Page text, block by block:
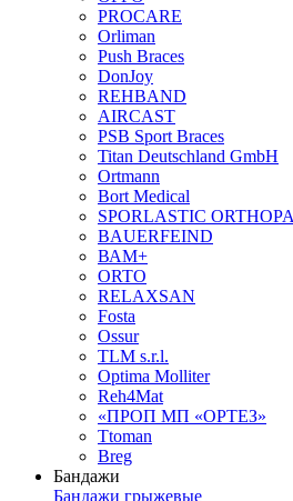
PROCARE
Orliman
Push Braces
DonJoy
REHBAND
AIRCAST
PSB Sport Braces
Titan Deutschland GmbH
Ortmann
Bort Medical
SPORLASTIC
BAUERFEIND
ВАМ+
ORTO
RELAXSAN
Fosta
Ossur
TLM s.r.l.
Optima Molliter
Reh4Mat
«ПРОП МП «ОРТЕЗ»
Ttoman
Breg
Бандажи
Бандажи грыжевые